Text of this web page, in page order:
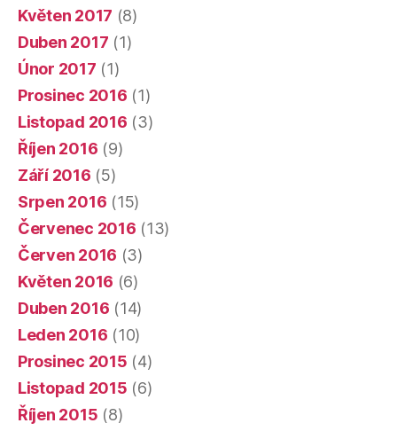
Květen 2017 (8)
Duben 2017 (1)
Únor 2017 (1)
Prosinec 2016 (1)
Listopad 2016 (3)
Říjen 2016 (9)
Září 2016 (5)
Srpen 2016 (15)
Červenec 2016 (13)
Červen 2016 (3)
Květen 2016 (6)
Duben 2016 (14)
Leden 2016 (10)
Prosinec 2015 (4)
Listopad 2015 (6)
Říjen 2015 (8)